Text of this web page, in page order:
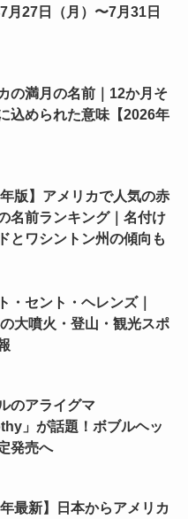
月27日（月）〜7月31日
の満月の名前｜12か月そ
込められた意味【2026年
年版】アメリカで人気の赤
名前ランキング｜名付け
とワシントン州の傾向も
・セント・ヘレンズ｜
大噴火・登山・観光スポ
のアライグマ
」が話題！ボブルヘッ
発売へ
年最新】日本からアメリカ